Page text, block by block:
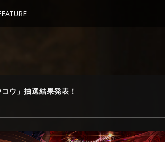
ウ」抽選結果発表！